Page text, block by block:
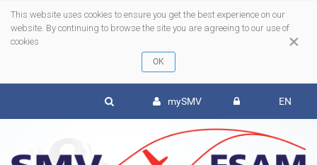
×
This website uses cookies to ensure you get the best experience on our
website. By continuing to browse the site you are agreeing to our use of
cookies
mySMV EN